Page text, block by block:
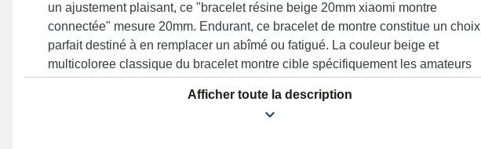
un ajustement plaisant, ce "bracelet résine beige 20mm xiaomi montre
connectée" mesure 20mm. Endurant, ce bracelet de montre constitue un choix
parfait destiné à en remplacer un abîmé ou fatigué. La couleur beige et
multicoloree classique du bracelet montre cible spécifiquement les amateurs
conçu pour répondre aux préférences des connaisseurs. Équipé d'une
fermeture déployante résistante, cet article met en avant une utilisation
Afficher toute la description